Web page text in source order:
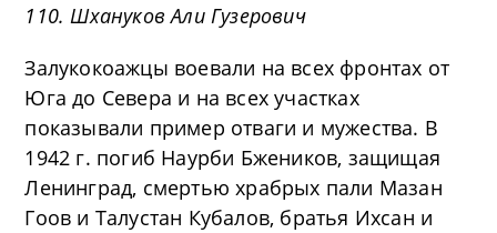
110. Шхануков Али Гузерович
Залукокоажцы воевали на всех фронтах от
Юга до Севера и на всех участках
показывали пример отваги и мужества. В
1942 г. погиб Наурби Бжеников, защищая
Ленинград, смертью храбрых пали Мазан
Гоов и Талустан Кубалов, братья Ихсан и